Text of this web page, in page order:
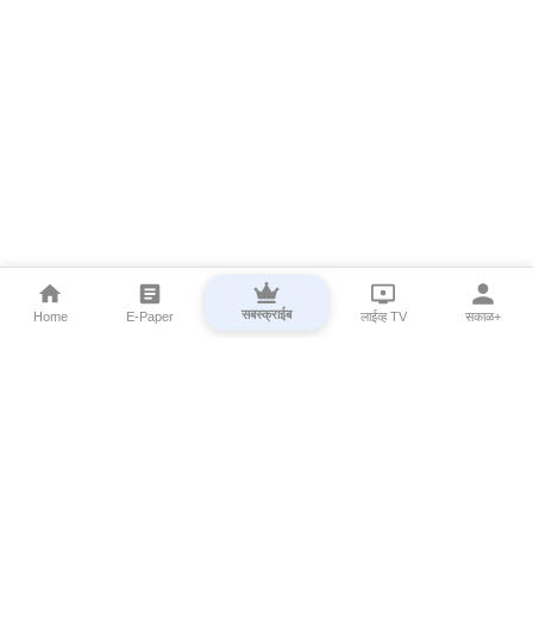
Home E-Paper सबस्क्राईब लाईव्ह TV सकाळ+